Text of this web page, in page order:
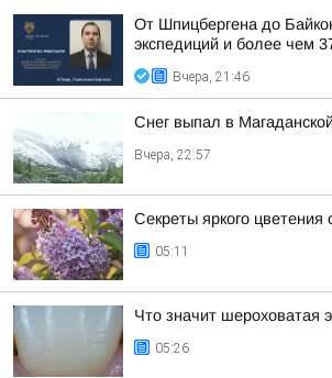
От Шпицбергена до
экспедиций и более чем
Вчера, 21:46
Снег выпал в
Вчера, 22:57
Секреты яркого
05:11
Что значит шероховатая
05:26